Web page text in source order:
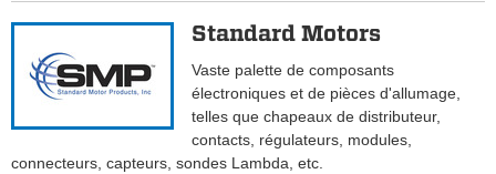
Standard Motors
Vaste palette de composants
électroniques et de pièces d'allumage,
telles que chapeaux de distributeur,
contacts, régulateurs, modules,
connecteurs, capteurs, sondes Lambda, etc.